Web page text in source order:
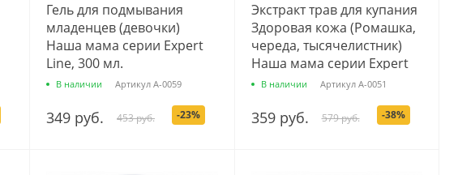
Гель для подмывания
младенцев (девочки)
Наша мама серии Expert
Line, 300 мл.
В наличии Артикул А-0059
349 руб. 453 руб. -23%
Экстракт трав для купания
Здоровая кожа (Ромашка,
череда, тысячелистник)
Наша мама серии Expert
Line, 500 мл.
В наличии Артикул А-0051
359 руб. 579 руб. -38%